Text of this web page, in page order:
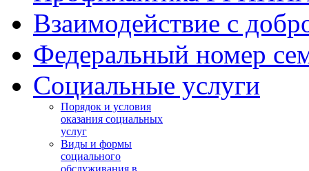
Взаимодействие с
Федеральный номер
Социальные услуги
Порядок и условия
оказания социальных
услуг
Виды и формы
социального
обслуживания в